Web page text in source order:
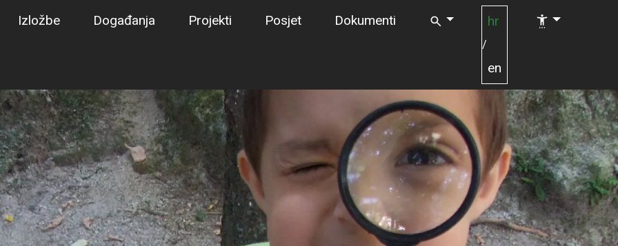
Izložbe Događanja Projekti Posjet Dokumenti hr
/
en